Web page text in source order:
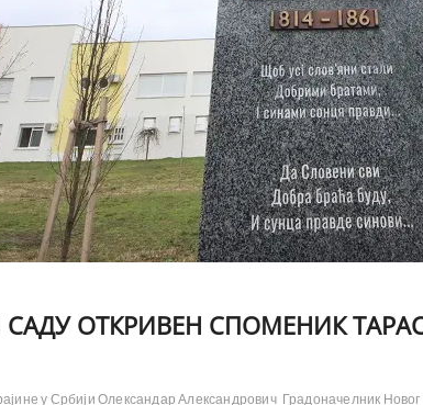
OТКРИВЕН СПОМЕНИК
у Србији Олександар Александрович Градоначелник